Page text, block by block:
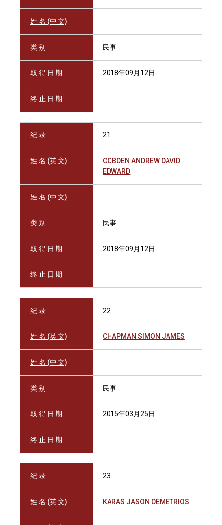
姓 名 (中 文)
类 别 民事
取 得 日 期 2018年09月12日
终 止 日 期
纪 录 21
姓 名 (英 文)
COBDEN ANDREW DAVID
EDWARD
姓 名 (中 文)
类 别 民事
取 得 日 期 2018年09月12日
终 止 日 期
纪 录 22
姓 名 (英 文) CHAPMAN SIMON JAMES
姓 名 (中 文)
类 别 民事
取 得 日 期 2015年03月25日
终 止 日 期
纪 录 23
姓 名 (英 文) KARAS JASON DEMETRIOS